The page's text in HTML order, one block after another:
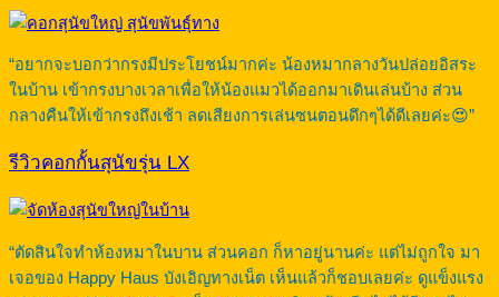
“อยากจะบอกว่ากรงมีประโยชน์มากค่ะ น้องหมากลางวันปล่อยอิสระ
ในบ้าน เข้ากรงบางเวลาเพื่อให้น้องแมวได้ออกมาเดินเล่นบ้าง ส่วน
กลางคืนให้เข้ากรงถึงเช้า ลดเสียงการเล่นซนตอนดึกๆได้ดีเลยค่ะ😍”
รีวิวคอกกั้นสุนัขรุ่น LX
“ตัดสินใจทำห้องหมาในบาน ส่วนคอก ก็หาอยู่นานค่ะ แต่ไม่ถูกใจ มา
เจอของ Happy Haus บังเอิญทางเน็ต เห็นแล้วก็ชอบเลยค่ะ ดูแข็งแรง